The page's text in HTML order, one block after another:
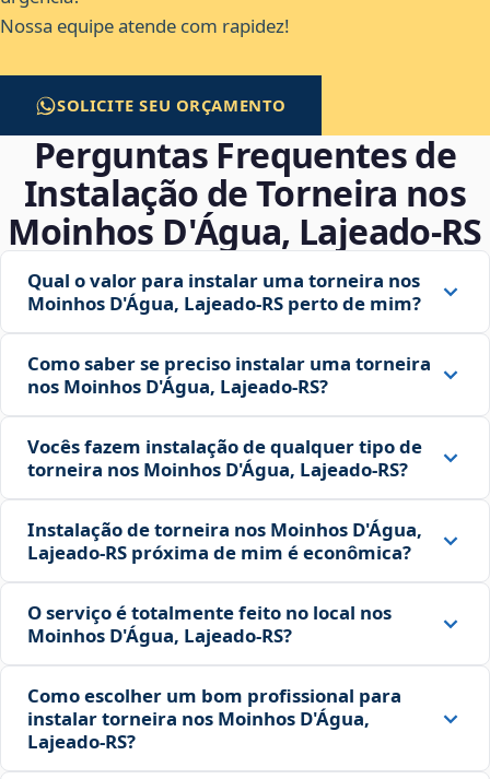
Nossa equipe atende com rapidez!
SOLICITE SEU ORÇAMENTO
Perguntas Frequentes de
Instalação de Torneira nos
Moinhos D'Água, Lajeado‑RS
Qual o valor para instalar uma torneira nos
Moinhos D'Água, Lajeado‑RS perto de mim?
Como saber se preciso instalar uma torneira
nos Moinhos D'Água, Lajeado‑RS?
Vocês fazem instalação de qualquer tipo de
torneira nos Moinhos D'Água, Lajeado‑RS?
Instalação de torneira nos Moinhos D'Água,
Lajeado‑RS próxima de mim é econômica?
O serviço é totalmente feito no local nos
Moinhos D'Água, Lajeado‑RS?
Como escolher um bom profissional para
instalar torneira nos Moinhos D'Água,
Lajeado‑RS?